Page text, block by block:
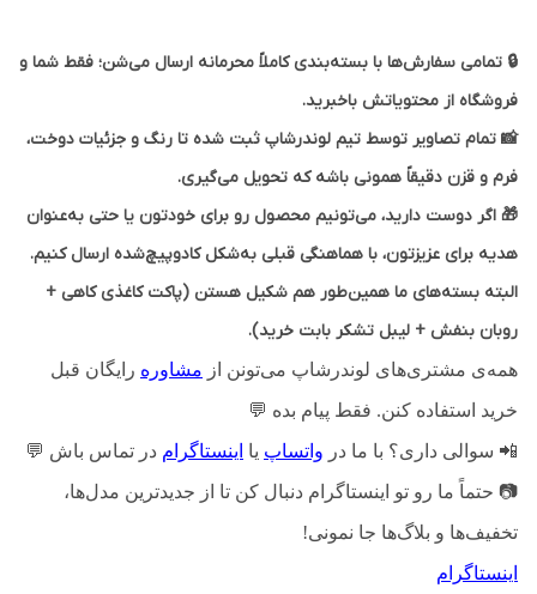
🔒 تمامی سفارش‌ها با بسته‌بندی کاملاً محرمانه ارسال می‌شن؛ فقط شما و
فروشگاه از محتویاتش باخبرید.
📸 تمام تصاویر توسط تیم لوندرشاپ ثبت شده تا رنگ و جزئیات دوخت،
فرم و قزن دقیقاً همونی باشه که تحویل می‌گیری.
🎁 اگر دوست دارید، می‌تونیم محصول رو برای خودتون یا حتی به‌عنوان
هدیه برای عزیزتون، با هماهنگی قبلی به‌شکل کادوپیچ‌شده ارسال کنیم.
البته بسته‌های ما همین‌طور هم شکیل هستن (پاکت کاغذی کاهی +
روبان بنفش + لیبل تشکر بابت خرید).
همه‌ی مشتری‌های لوندرشاپ می‌تونن از مشاوره رایگان قبل
خرید استفاده کنن. فقط پیام بده 💬
📲 سوالی داری؟ با ما در واتساپ یا اینستاگرام در تماس باش 💬
📷 حتماً ما رو تو اینستاگرام دنبال کن تا از جدیدترین مدل‌ها،
تخفیف‌ها و بلاگ‌ها جا نمونی!
اینستاگرام